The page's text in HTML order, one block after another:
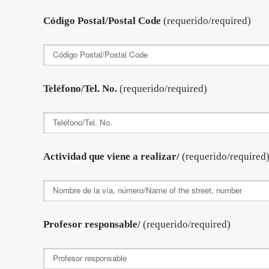
Código Postal/Postal Code (requerido/required)
Teléfono/Tel. No. (requerido/required)
Actividad que viene a realizar/ (requerido/required)
Profesor responsable/ (requerido/required)